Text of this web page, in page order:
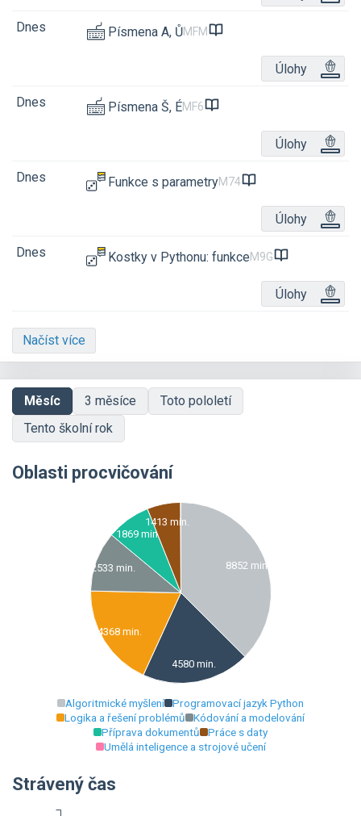
Dnes Písmena A, ŮMFM
Úlohy
Dnes Písmena Š, ÉMF6
Úlohy
Dnes Funkce s parametryM74
Úlohy
Dnes Kostky v Pythonu: funkceM9G
Úlohy
Načíst více
Měsíc 3 měsíce
Toto pololetí
Tento školní rok
Oblasti procvičování
8852 min.
4580 min.
4368 min.
2533 min.
1869 min.
1413 min.
0
Algoritmické myšlení
Programovací jazyk Python
Logika a řešení problémů
Kódování a modelování
Příprava dokumentů
Práce s daty
Umělá inteligence a strojové učení
Strávený čas